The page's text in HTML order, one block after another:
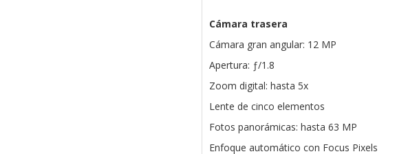
Cámara trasera
Cámara gran angular: 12 MP
Apertura: ƒ/1.8
Zoom digital: hasta 5x
Lente de cinco elementos
Fotos panorámicas: hasta 63 MP
Enfoque automático con Focus Pixels